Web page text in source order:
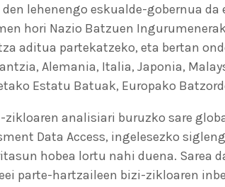
lehenengo eskualde-gobernua da
hori Nazio Batzuen
aditua partekatzeko, eta bertan
Alemania, Italia, Japonia,
Estatu Batuak, Europako
analisiari buruzko sare
Data Access, ingelesezko
hobea lortu nahi duena. Sarea
parte-hartzaileen bizi-zikloaren